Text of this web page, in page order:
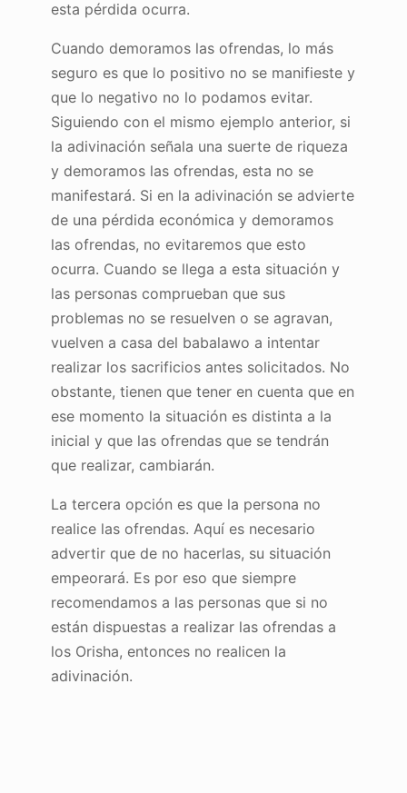
esta pérdida ocurra.
Cuando demoramos las ofrendas, lo más
seguro es que lo positivo no se manifieste y
que lo negativo no lo podamos evitar.
Siguiendo con el mismo ejemplo anterior, si
la adivinación señala una suerte de riqueza
y demoramos las ofrendas, esta no se
manifestará. Si en la adivinación se advierte
de una pérdida económica y demoramos
las ofrendas, no evitaremos que esto
ocurra. Cuando se llega a esta situación y
las personas comprueban que sus
problemas no se resuelven o se agravan,
vuelven a casa del babalawo a intentar
realizar los sacrificios antes solicitados. No
obstante, tienen que tener en cuenta que en
ese momento la situación es distinta a la
inicial y que las ofrendas que se tendrán
que realizar, cambiarán.
La tercera opción es que la persona no
realice las ofrendas. Aquí es necesario
advertir que de no hacerlas, su situación
empeorará. Es por eso que siempre
recomendamos a las personas que si no
están dispuestas a realizar las ofrendas a
los Orisha, entonces no realicen la
adivinación.